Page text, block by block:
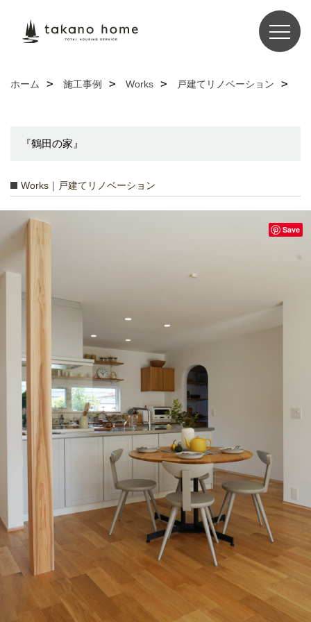
ホーム 施工事例 Works 戸建てリノベーション
『鶴田の家』
Works｜戸建てリノベーション
Save